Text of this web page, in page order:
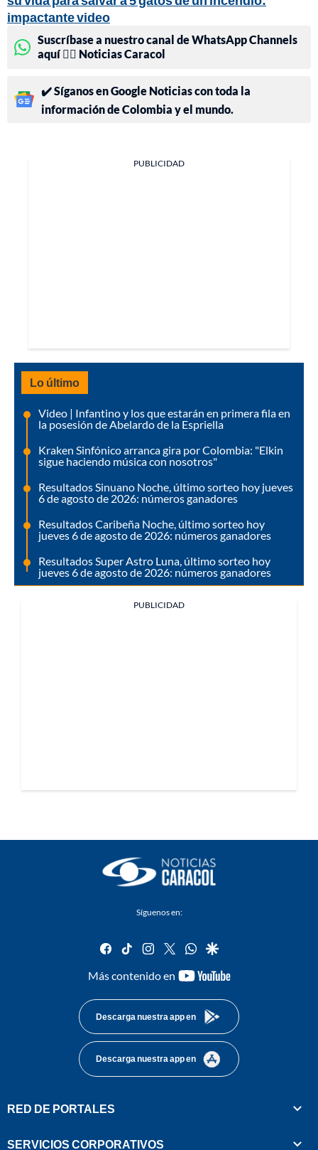
impactante video
Suscríbase a nuestro canal de WhatsApp Channels
aquí 👉🏻 Noticias Caracol
✔️ Síganos en Google Noticias con toda la
información de Colombia y el mundo.
PUBLICIDAD
Lo último
Video | Infantino y los que estarán en primera fila en
la posesión de Abelardo de la Espriella
Kraken Sinfónico arranca gira por Colombia: "Elkin
sigue haciendo música con nosotros"
Resultados Sinuano Noche, último sorteo hoy jueves
6 de agosto de 2026: números ganadores
Resultados Caribeña Noche, último sorteo hoy
jueves 6 de agosto de 2026: números ganadores
Resultados Super Astro Luna, último sorteo hoy
jueves 6 de agosto de 2026: números ganadores
PUBLICIDAD
Síguenos en:
facebook
tiktok instagram
twitterwhatsapp
google
Más contenido en
youtube-
Descarga nuestra app en
Descarga nuestra app en
RED DE PORTALES
SERVICIOS CORPORATIVOS